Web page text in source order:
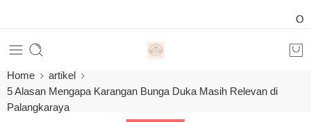
Order
Home
artikel
5 Alasan Mengapa Karangan Bunga Duka Masih Relevan di
Palangkaraya